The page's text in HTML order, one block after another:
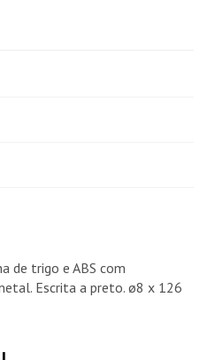
de trigo e ABS com
Escrita a preto. ø8 x 126